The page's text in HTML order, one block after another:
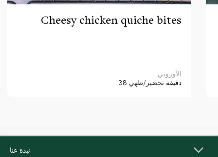
Cheesy chicken quiche bites
الأوروبي
38 دقيقة تحضير/طهي
نبذة عنا